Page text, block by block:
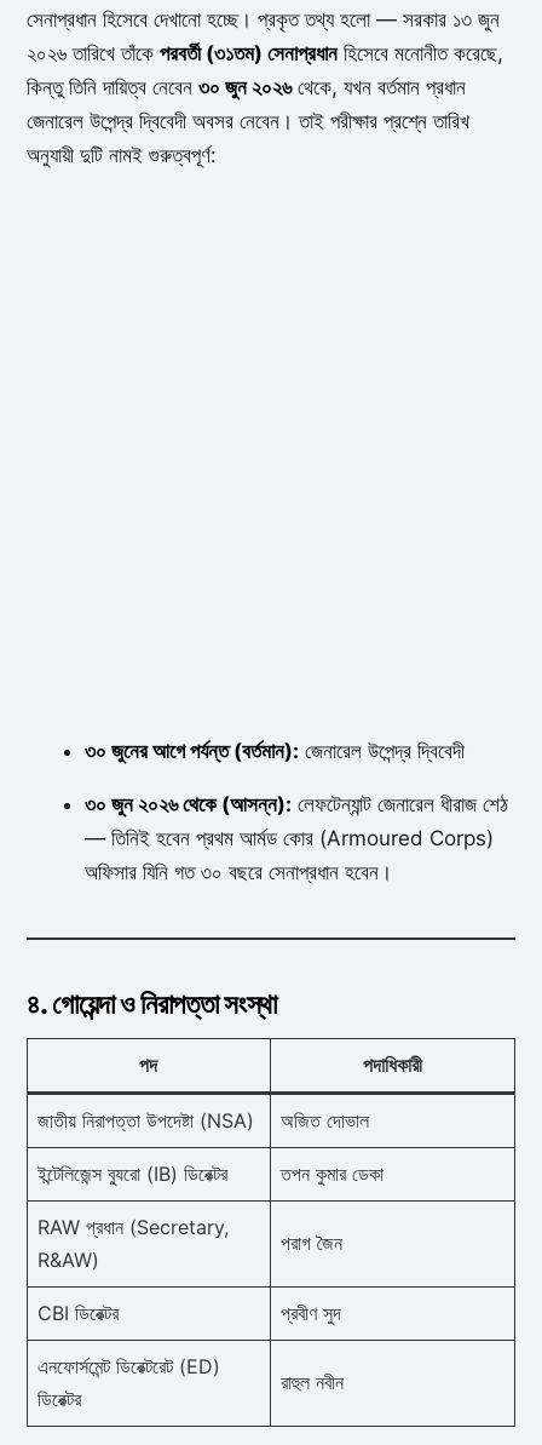
সেনাপ্রধান হিসেবে দেখানো হচ্ছে। প্রকৃত তথ্য হলো — সরকার ১৩ জুন
২০২৬ তারিখে তাঁকে পরবর্তী (৩১তম) সেনাপ্রধানহিসেবে মনোনীত করেছে,
কিন্তু তিনি দায়িত্ব নেবেন ৩০ জুন ২০২৬থেকে, যখন বর্তমান প্রধান
জেনারেল উপেন্দ্র দ্বিবেদী অবসর নেবেন। তাই পরীক্ষার প্রশ্নে তারিখ
অনুযায়ী দুটি নামই গুরুত্বপূর্ণ:
৩০ জুনের আগে পর্যন্ত (বর্তমান): জেনারেল উপেন্দ্র দ্বিবেদী
৩০ জুন ২০২৬ থেকে (আসন্ন): লেফটেন্যান্ট জেনারেল ধীরাজ শেঠ
— তিনিই হবেন প্রথম আর্মড কোর (Armoured Corps)
অফিসার যিনি গত ৩০ বছরে সেনাপ্রধান হবেন।
৪. গোয়েন্দা ও নিরাপত্তা সংস্থা
পদ পদাধিকারী
জাতীয় নিরাপত্তা উপদেষ্টা (NSA) অজিত দোভাল
ইন্টেলিজেন্স ব্যুরো (IB) ডিরেক্টর তপন কুমার ডেকা
RAW প্রধান (Secretary,
R&AW)
পরাগ জৈন
CBI ডিরেক্টর প্রবীণ সুদ
এনফোর্সমেন্ট ডিরেক্টরেট (ED)
ডিরেক্টর
রাহুল নবীন